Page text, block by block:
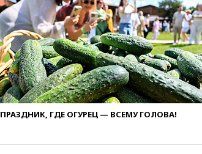
ПРАЗДНИК, ГДЕ ОГУРЕЦ — ВСЕМУ ГОЛОВА!